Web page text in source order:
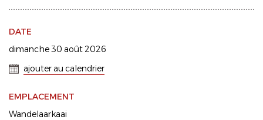
DATE
dimanche 30 août 2026
ajouter au calendrier
EMPLACEMENT
Wandelaarkaai